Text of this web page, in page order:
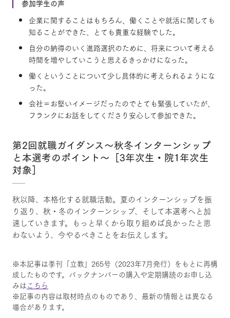
参加学生の声
企業に関することはもちろん、働くことや就活に関しても
知ることができた、とても貴重な経験でした。
自分の納得のいく進路選択のために、将来について考える
時間を増やしていこうと思えるきっかけになった。
働くということについて少し具体的に考えられるようにな
った。
会社＝お堅いイメージだったのでとても緊張していたが、
フランクにお話をしてくださり安心して参加できた。
第2回就職ガイダンス～秋冬インターンシップ
と本選考のポイント～［3年次生・院1年次生
対象］
秋以降、本格化する就職活動。夏のインターンシップを振
り返り、秋・冬のインターンシップ、そして本選考へと加
速していきます。もっと早くから取り組めば良かったと思
わないよう、今やるべきことをお伝えします。
※本記事は季刊「立教」265号（2023年7月発行）をもとに再構
成したものです。バックナンバーの購入や定期購読のお申し込
みはこちら
※記事の内容は取材時点のものであり、最新の情報とは異なる
場合があります。